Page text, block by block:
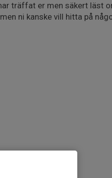
träffat er men säkert läst
ni kanske vill hitta på